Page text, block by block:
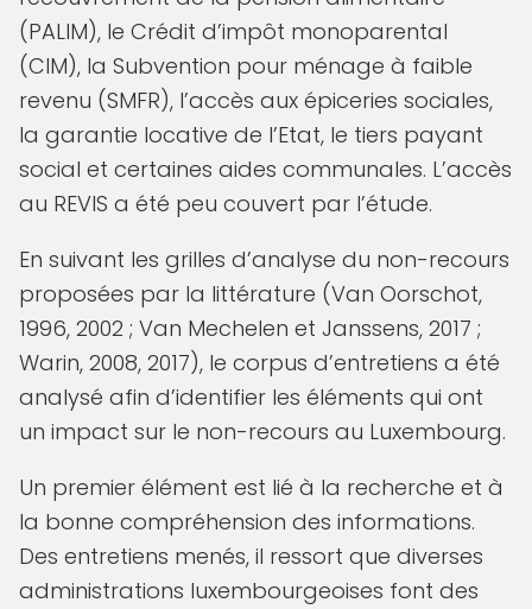
(PALIM), le Crédit d’impôt monoparental
(CIM), la Subvention pour ménage à faible
revenu (SMFR), l’accès aux épiceries sociales,
la garantie locative de l’Etat, le tiers payant
social et certaines aides communales. L’accès
au REVIS a été peu couvert par l’étude.
En suivant les grilles d’analyse du non-recours
proposées par la littérature (Van Oorschot,
1996, 2002 ; Van Mechelen et Janssens, 2017 ;
Warin, 2008, 2017), le corpus d’entretiens a été
analysé afin d’identifier les éléments qui ont
un impact sur le non-recours au Luxembourg.
Un premier élément est lié à la recherche et à
la bonne compréhension des informations.
Des entretiens menés, il ressort que diverses
administrations luxembourgeoises font des